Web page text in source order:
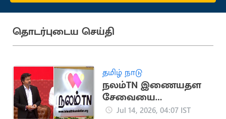
தொடர்புடைய செய்தி
தமிழ் நாடு
நலம்TN இணையதள
சேவையை
தொடங்கிவைத்தார்
Jul 14, 2026, 04:07 IST